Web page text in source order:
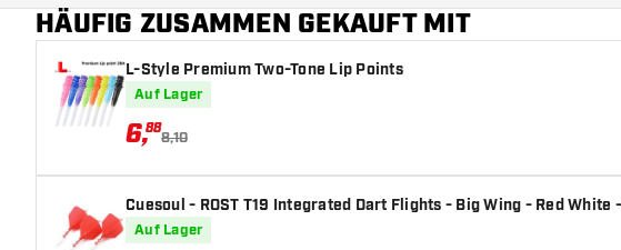
Hauptfarbe
HÄUFIG ZUSAMMEN GEKAUFT MIT
L-Style Premium Two-Tone Lip Points
Auf Lager
6,88
8,10
Cuesoul - ROST T19 Integrated Dart Flights - Big Wing - Red White
Auf Lager